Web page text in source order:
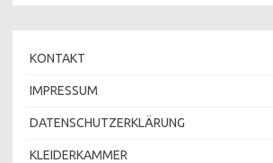
KONTAKT
IMPRESSUM
DATENSCHUTZERKLÄRUNG
KLEIDERKAMMER